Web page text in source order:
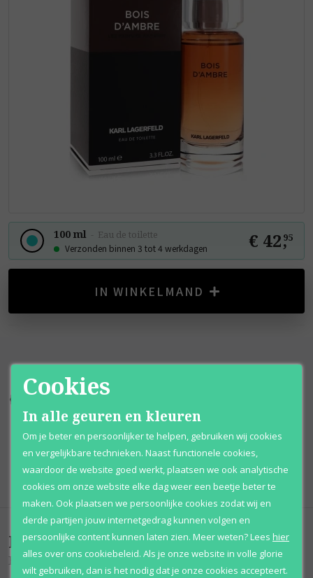
100 ml Eau de toilette
Verzonden binnen 3 tot 4 werkdagen € 42,
95
IN WINKELMAND
100% originele Afhalen mogelijk
Qshops Keurmerk
Beoordelingen(0)
Bois D'ambre
Cookies
In alle geuren en kleuren
Om je beter en persoonlijker te helpen, gebruiken wij cookies
en vergelijkbare technieken. Naast functionele cookies,
waardoor de website goed werkt, plaatsen we ook analytische
cookies om onze website elke dag weer een beetje beter te
maken. Ook plaatsen we persoonlijke cookies zodat wij en
derde partijen jouw internetgedrag kunnen volgen en
persoonlijke content kunnen laten zien. Meer weten?Lees hier
alles over ons cookiebeleid. Als je onze website in volle glorie
wilt gebruiken, dan is het nodig dat je onze cookies accepteert.